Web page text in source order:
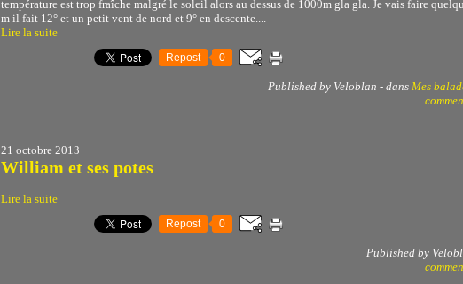
température est trop fraîche malgré le soleil alors au dessus de 1000m gla gla. Je vais faire
m il fait 12° et un petit vent de nord et 9° en descente....
Lire la suite
Repost 0
Published by Veloblan - dans Mes
21 octobre 2013
William et ses potes
Lire la suite
Repost 0
Published by